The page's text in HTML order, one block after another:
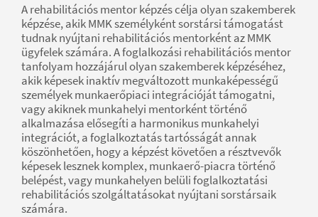
A rehabilitációs mentor képzés célja olyan szakemberek
képzése, akik MMK személyként sorstársi támogatást
tudnak nyújtani rehabilitációs mentorként az MMK
ügyfelek számára. A foglalkozási rehabilitációs mentor
tanfolyam hozzájárul olyan szakemberek képzéséhez,
akik képesek inaktív megváltozott munkaképességű
személyek munkaerőpiaci integrációját támogatni,
vagy akiknek munkahelyi mentorként történő
alkalmazása elősegíti a harmonikus munkahelyi
integrációt, a foglalkoztatás tartósságát annak
köszönhetően, hogy a képzést követően a résztvevők
képesek lesznek komplex, munkaerő-piacra történő
belépést, vagy munkahelyen belüli foglalkoztatási
rehabilitációs szolgáltatásokat nyújtani sorstársaik
számára.